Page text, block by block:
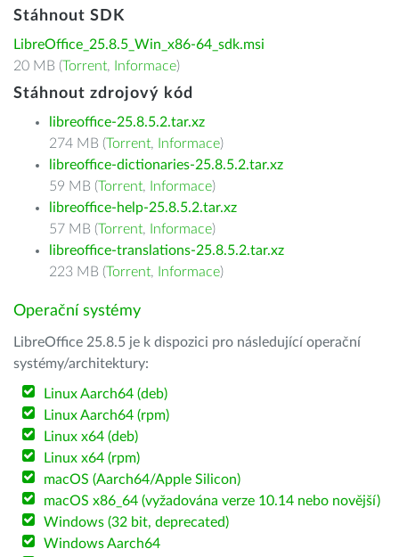
Stáhnout SDK
LibreOffice_25.8.5_Win_x86-64_sdk.msi
20 MB (Torrent, Informace)
Stáhnout zdrojový kód
libreoffice-25.8.5.2.tar.xz
274 MB (Torrent, Informace)
libreoffice-dictionaries-25.8.5.2.tar.xz
59 MB (Torrent, Informace)
libreoffice-help-25.8.5.2.tar.xz
57 MB (Torrent, Informace)
libreoffice-translations-25.8.5.2.tar.xz
223 MB (Torrent, Informace)
Operační systémy
LibreOffice 25.8.5 je k dispozici pro následující operační
systémy/architektury:
Linux Aarch64 (deb)
Linux Aarch64 (rpm)
Linux x64 (deb)
Linux x64 (rpm)
macOS (Aarch64/Apple Silicon)
macOS x86_64 (vyžadována verze 10.14 nebo novější)
Windows (32 bit, deprecated)
Windows Aarch64